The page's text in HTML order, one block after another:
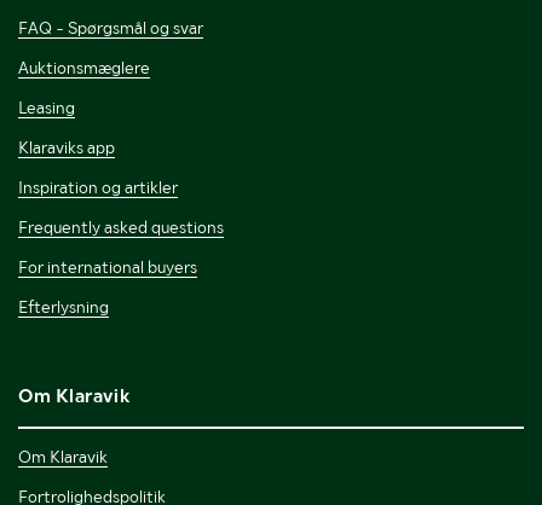
FAQ - Spørgsmål og svar
Auktionsmæglere
Leasing
Klaraviks app
Inspiration og artikler
Frequently asked questions
For international buyers
Efterlysning
Om Klaravik
Om Klaravik
Fortrolighedspolitik